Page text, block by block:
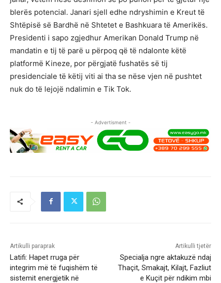
blerës potencial. Janari sjell edhe ndryshimin e Kreut të
Shtëpisë së Bardhë në Shtetet e Bashkuara të Amerikës.
Presidenti i sapo zgjedhur Amerikan Donald Trump në
mandatin e tij të parë u përpoq që të ndalonte këtë
platformë Kineze, por përgjatë fushatës së tij
presidenciale të këtij viti ai tha se nëse vjen në pushtet
nuk do të lejojë ndalimin e Tik Tok.
- Advertisment -
Artikulli paraprak
Latifi: Hapet rruga për
integrim më të fuqishëm të
sistemit energjetik në
Artikulli tjetër
Specialja ngre aktakuzë ndaj
Thaçit, Smakajt, Kilajt, Fazliut
e Kuçit për ndikim mbi